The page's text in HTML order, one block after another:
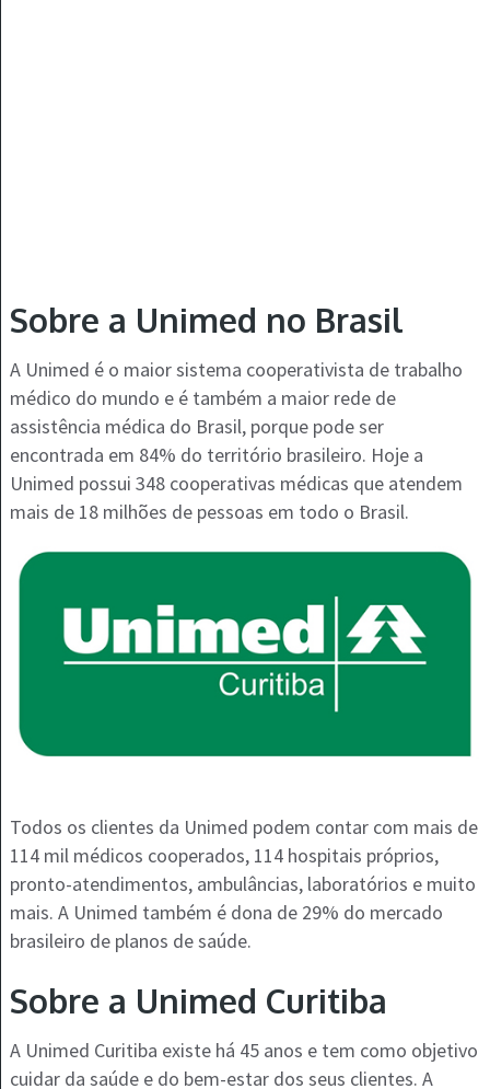
Sobre a Unimed no Brasil
A Unimed é o maior sistema cooperativista de trabalho
médico do mundo e é também a maior rede de
assistência médica do Brasil, porque pode ser
encontrada em 84% do território brasileiro. Hoje a
Unimed possui 348 cooperativas médicas que atendem
mais de 18 milhões de pessoas em todo o Brasil.
Todos os clientes da Unimed podem contar com mais de
114 mil médicos cooperados, 114 hospitais próprios,
pronto-atendimentos, ambulâncias, laboratórios e muito
mais. A Unimed também é dona de 29% do mercado
brasileiro de planos de saúde.
Sobre a Unimed Curitiba
A Unimed Curitiba existe há 45 anos e tem como objetivo
cuidar da saúde e do bem-estar dos seus clientes. A